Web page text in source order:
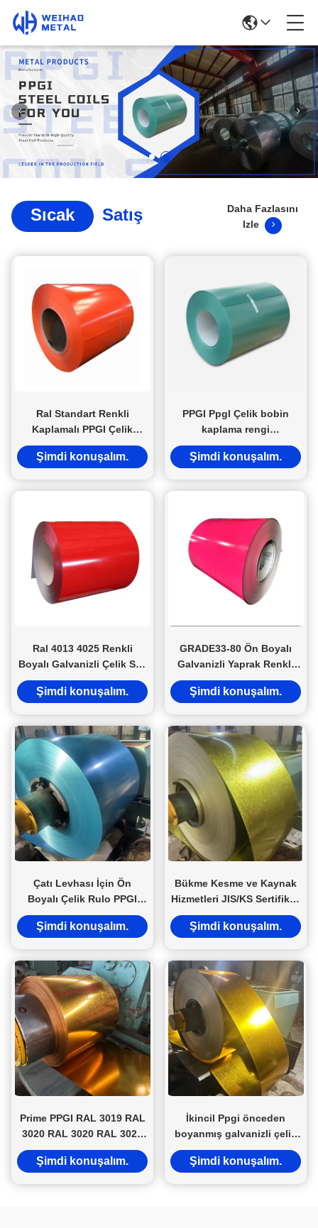
Sıcak Satış
Daha Fazlasını
Izle
Ral Standart Renkli
Kaplamalı PPGI Çelik
Bobin Metal Levha Rulo
PVDF Kaplama 9 Renk
Şimdi konuşalım.
PPGI Ppgl Çelik bobin
kaplama rengi
JIS/BIS/ASTM sertifikalı
çatı malzemeleri Çelik
Şimdi konuşalım.
Ral 4013 4025 Renkli
Boyalı Galvanizli Çelik Sac
Rulo Levha Demir Ppgi
Çelik C508/610mm
Şimdi konuşalım.
GRADE33-80 Ön Boyalı
Galvanizli Yaprak Renkli
Kaplı PPGI Bobine TISI BIS
SASO Kesme Eğme
Şimdi konuşalım.
Çatı Levhası İçin Ön
Boyalı Çelik Rulo PPGI
1.6mm Kalınlık
Şimdi konuşalım.
Bükme Kesme ve Kaynak
Hizmetleri JIS/KS Sertifikalı
PPGI Kaplamalı Ön Boyalı
Galvanizli Çelik Rulo
Şimdi konuşalım.
Prime PPGI RAL 3019 RAL
3020 RAL 3020 RAL 3020
RAL 3019 RAL 3020
Şimdi konuşalım.
İkincil Ppgi önceden
boyanmış galvanizli çelik
bobinleri / şeridi / levhası
Z81~Z120
Şimdi konuşalım.